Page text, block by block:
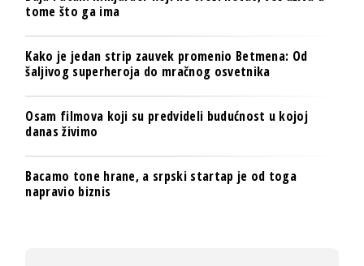
tome što ga ima
Kako je jedan strip zauvek promenio Betmena: Od
šaljivog superheroja do mračnog osvetnika
Osam filmova koji su predvideli budućnost u kojoj
danas živimo
Bacamo tone hrane, a srpski startap je od toga
napravio biznis